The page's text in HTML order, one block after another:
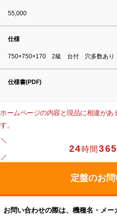
55,000
仕様
750×750×170 2級 台付 穴多数あり
仕様書(PDF)
ホームページの内容と現品に相違があ
す。
24時間365
お問い合わせの際は、機種名・メー